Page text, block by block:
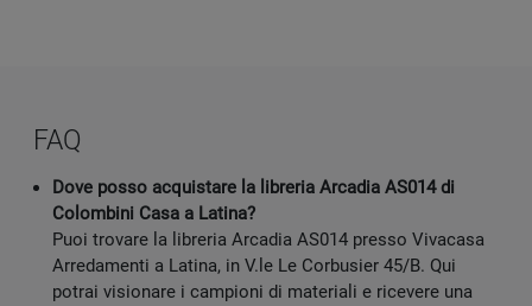
FAQ
Dove posso acquistare la libreria Arcadia AS014 di
Colombini Casa a Latina?
Puoi trovare la libreria Arcadia AS014 presso Vivacasa
Arredamenti a Latina, in V.le Le Corbusier 45/B. Qui
potrai visionare i campioni di materiali e ricevere una